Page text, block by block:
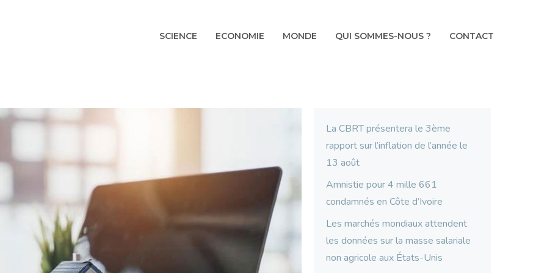
SCIENCE ECONOMIE MONDE QUI SOMMES-NOUS ? CONTACT
La CBRT présentera le 3ème
rapport sur l’inflation de l’année le
13 août
Amnistie pour 4 mille 661
condamnés en Côte d’Ivoire
Les marchés mondiaux attendent
les données sur la masse salariale
non agricole aux États-Unis